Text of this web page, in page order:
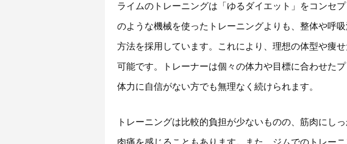
ライムのトレーニングは「ゆるダイエット」をコンセ
のような機械を使ったトレーニングよりも、整体や呼
方法を採用しています。これにより、理想の体型や痩
可能です。トレーナーは個々の体力や目標に合わせた
体力に自信がない方でも無理なく続けられます。
トレーニングは比較的負担が少ないものの、筋肉にし